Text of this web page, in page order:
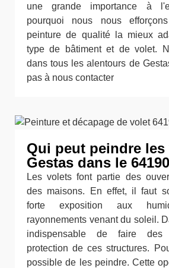
une grande importance à
pourquoi nous nous
peinture de qualité la mieux
type de bâtiment et de volet.
dans tous les alentours de
pas à nous contacter
Qui peut peindre les
Gestas dans le
Les volets font partie des
des maisons. En effet, il faut
forte exposition aux
rayonnements venant du soleil.
indispensable de faire des
protection de ces structures.
possible de les peindre. Cette